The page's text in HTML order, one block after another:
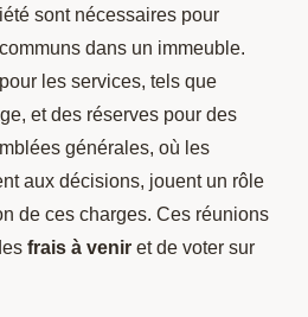
sont nécessaires pour
dans un immeuble.
les services, tels que
et des réserves pour des
générales, où les
aux décisions, jouent un rôle
de ces charges. Ces réunions
frais à venir et de voter sur